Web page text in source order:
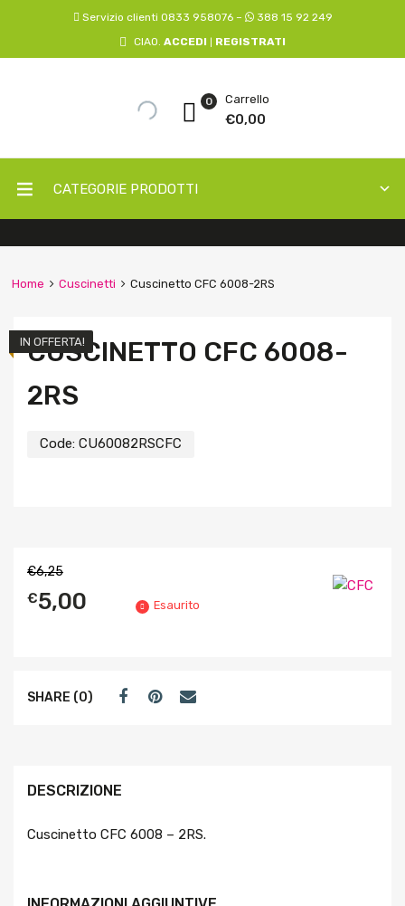
Servizio clienti 0833 958076 –
388 15 92 249
CIAO. ACCEDI REGISTRATI
Carrello
€0,00
0
CATEGORIE PRODOTTI
Home Cuscinetti Cuscinetto CFC 6008-2RS
CUSCINETTO CFC 6008-
2RS
Code: CU60082RSCFC
IN OFFERTA!
€6,25
€5,00 Esaurito
SHARE (0)
DESCRIZIONE
Cuscinetto CFC 6008 – 2RS.